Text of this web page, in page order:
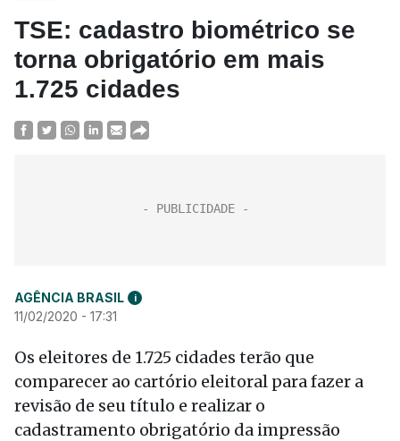
TSE: cadastro biométrico se
torna obrigatório em mais
1.725 cidades
AGÊNCIA BRASIL i
11/02/2020 - 17:31
Os eleitores de 1.725 cidades terão que
comparecer ao cartório eleitoral para fazer a
revisão de seu título e realizar o
cadastramento obrigatório da impressão